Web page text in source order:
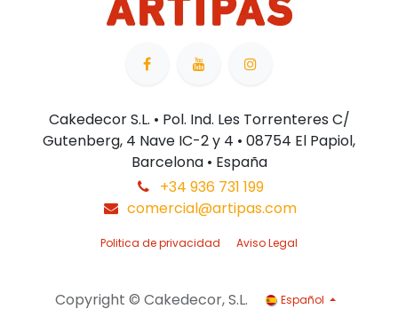
Cakedecor S.L. • Pol. Ind. Les Torrenteres C/
Gutenberg, 4 Nave IC-2 y 4 • 08754 El Papiol,
Barcelona • España
+34 936 731 199
comercial@artipas.com
Politica de privacidad Aviso Legal
Copyright © Cakedecor, S.L. Español